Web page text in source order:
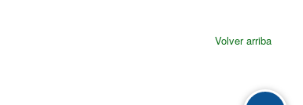
Volver arriba